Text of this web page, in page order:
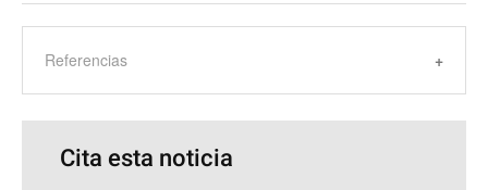
Referencias
Cita esta noticia